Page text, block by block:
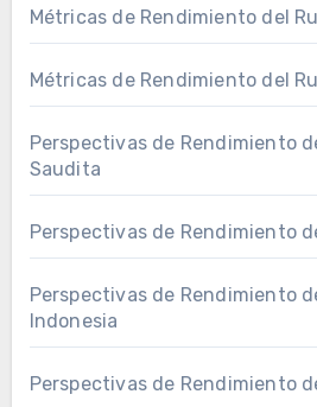
Métricas de Rendimiento del
Métricas de Rendimiento del
Perspectivas de Rendimiento
Saudita
Perspectivas de Rendimiento
Perspectivas de Rendimiento
Indonesia
Perspectivas de Rendimiento